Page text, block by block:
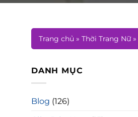
Trang chủ » Thời Trang Nữ»
DANH MỤC
Blog (126)